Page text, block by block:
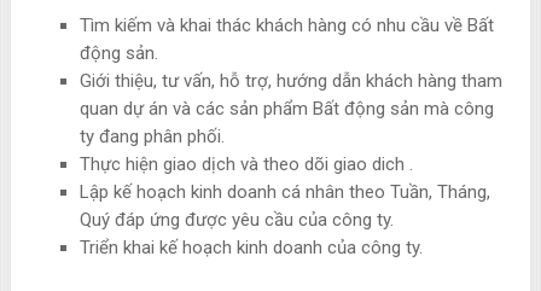
Tìm kiếm và khai thác khách hàng có nhu cầu về Bất
động sản.
Giới thiệu, tư vấn, hỗ trợ, hướng dẫn khách hàng tham
quan dự án và các sản phẩm Bất động sản mà công
ty đang phân phối.
Thực hiện giao dịch và theo dõi giao dich .
Lập kế hoạch kinh doanh cá nhân theo Tuần, Tháng,
Quý đáp ứng được yêu cầu của công ty.
Triển khai kế hoạch kinh doanh của công ty.